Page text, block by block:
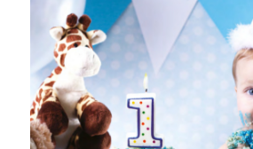
ΤΕΥΧΟΣ #5